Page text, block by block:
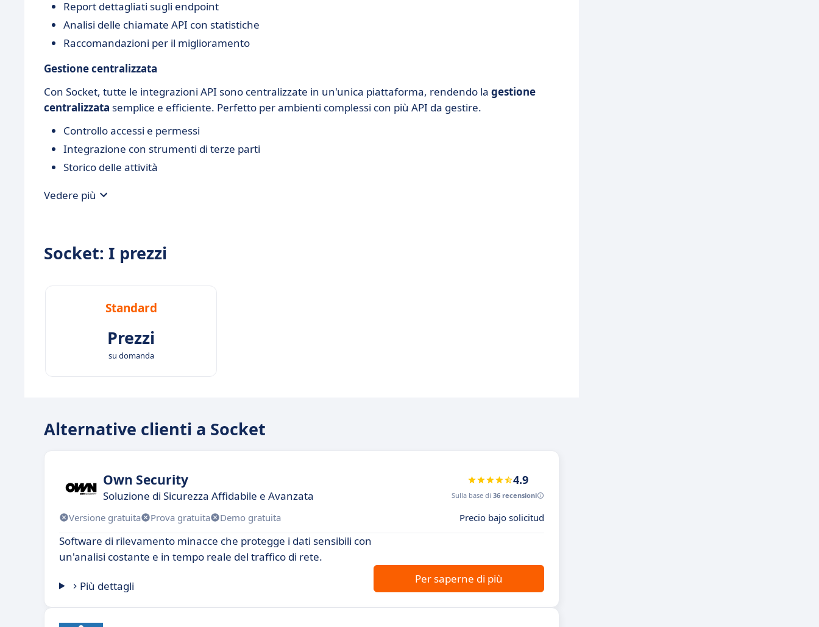
Report dettagliati sugli endpoint
Analisi delle chiamate API con statistiche
Raccomandazioni per il miglioramento
Gestione centralizzata
Con Socket, tutte le integrazioni API sono centralizzate in un'unica piattaforma, rendendo la gestione
centralizzata semplice e efficiente. Perfetto per ambienti complessi con più API da gestire.
Controllo accessi e permessi
Integrazione con strumenti di terze parti
Storico delle attività
Vedere più
Socket: I prezzi
Standard
Prezzi
su domanda
Alternative clienti a Socket
Own Security
Soluzione di Sicurezza Affidabile e Avanzata
4.9
Sulla base di 36 recensioni
Versione gratuita Prova gratuita Demo gratuita Precio bajo solicitud
Software di rilevamento minacce che protegge i dati sensibili con
un'analisi costante e in tempo reale del traffico di rete.
Più dettagli
Per saperne di più